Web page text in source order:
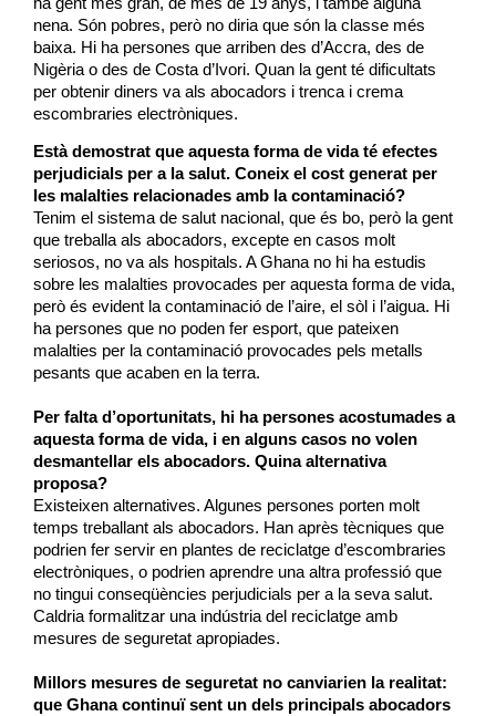
nena. Són pobres, però no diria que són la classe més
baixa. Hi ha persones que arriben des d’Accra, des de
Nigèria o des de Costa d’Ivori. Quan la gent té dificultats
per obtenir diners va als abocadors i trenca i crema
escombraries electròniques.
Està demostrat que aquesta forma de vida té efectes
perjudicials per a la salut. Coneix el cost generat per
les malalties relacionades amb la contaminació?
Tenim el sistema de salut nacional, que és bo, però la gent
que treballa als abocadors, excepte en casos molt
seriosos, no va als hospitals. A Ghana no hi ha estudis
sobre les malalties provocades per aquesta forma de vida,
però és evident la contaminació de l’aire, el sòl i l’aigua. Hi
ha persones que no poden fer esport, que pateixen
malalties per la contaminació provocades pels metalls
pesants que acaben en la terra.
Per falta d’oportunitats, hi ha persones acostumades a
aquesta forma de vida, i en alguns casos no volen
desmantellar els abocadors. Quina alternativa
proposa?
Existeixen alternatives. Algunes persones porten molt
temps treballant als abocadors. Han après tècniques que
podrien fer servir en plantes de reciclatge d’escombraries
electròniques, o podrien aprendre una altra professió que
no tingui conseqüències perjudicials per a la seva salut.
Caldria formalitzar una indústria del reciclatge amb
mesures de seguretat apropiades.
Millors mesures de seguretat no canviarien la realitat:
que Ghana continuï sent un dels principals abocadors